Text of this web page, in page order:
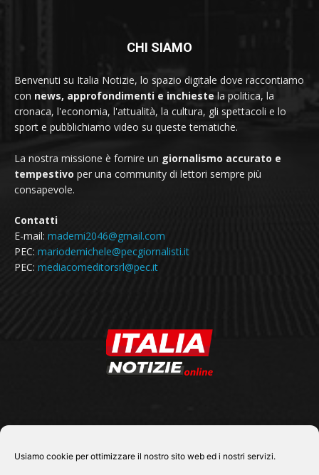
Usiamo cookie per ottimizzare il nostro sito web ed i nostri servizi.
CHI SIAMO
Benvenuti su Italia Notizie, lo spazio digitale dove raccontiamo
con news, approfondimenti e inchieste la politica, la
cronaca, l'economia, l'attualità, la cultura, gli spettacoli e lo
sport e pubblichiamo video su queste tematiche.
La nostra missione è fornire un giornalismo accurato e
tempestivo per una community di lettori sempre più
consapevole.
Contatti
E-mail: mademi2046@gmail.com
PEC: mariodemichele@pecgiornalisti.it
PEC: mediacomeditorsrl@pec.it